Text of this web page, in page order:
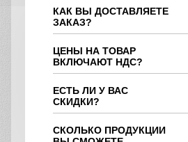
КАК ВЫ ДОСТАВЛЯЕТЕ
ЗАКАЗ?
ЦЕНЫ НА ТОВАР
ВКЛЮЧАЮТ НДС?
ЕСТЬ ЛИ У ВАС
СКИДКИ?
СКОЛЬКО ПРОДУКЦИИ